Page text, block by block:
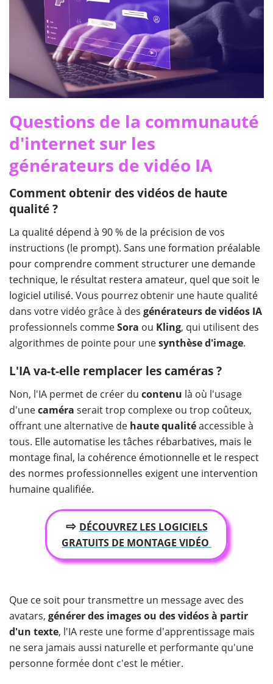
Questions de la communauté
d'internet sur les
générateurs de vidéo IA
Comment obtenir des vidéos de haute
qualité ?
La qualité dépend à 90 % de la précision de vos
instructions (le prompt). Sans une formation préalable
pour comprendre comment structurer une demande
technique, le résultat restera amateur, quel que soit le
logiciel utilisé. Vous pourrez obtenir une haute qualité
dans votre vidéo grâce à des générateurs de vidéos IA
professionnels commeSora ou Kling, qui utilisent des
algorithmes de pointe pour unesynthèse d'image.
L'IA va-t-elle remplacer les caméras ?
Non, l'IA permet de créer du contenu là où l'usage
d'unecaméra serait trop complexe ou trop coûteux,
offrant une alternative de haute qualitéaccessible à
tous. Elle automatise les tâches rébarbatives, mais le
montage final, la cohérence émotionnelle et le respect
des normes professionnelles exigent une intervention
humaine qualifiée.
⇨ DÉCOUVREZ LES LOGICIELS
GRATUITS DE MONTAGE VIDÉO
Que ce soit pour transmettre un message avec des
avatars, générer des images ou des vidéos à partir
d'un texte, l'IA reste une forme d'apprentissage mais
ne sera jamais aussi naturelle et performante qu'une
personne formée dont c'est le métier.